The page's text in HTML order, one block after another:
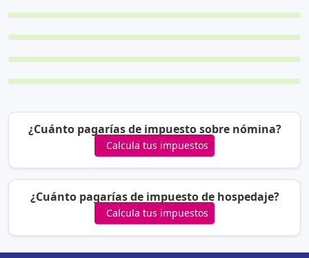
Abre tu negocio
Acredita o Registra una Propiedad
Construye tu negocio
En Operación
¿Cuánto pagarías de impuesto sobre nómina?
Calcula tus impuestos
¿Cuánto pagarías de impuesto de hospedaje?
Calcula tus impuestos